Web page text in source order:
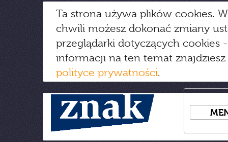
Ta strona używa plików cookies.
chwili możesz dokonać zmiany
przeglądarki dotyczących cookies
informacji na ten temat
polityce prywatności.